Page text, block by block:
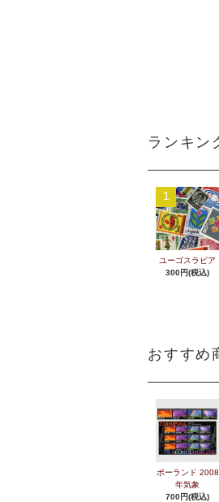
ランキン
1
ユーゴスラビア
300円(税込)
おすすめ
ポーランド 2008
年気象
700円(税込)